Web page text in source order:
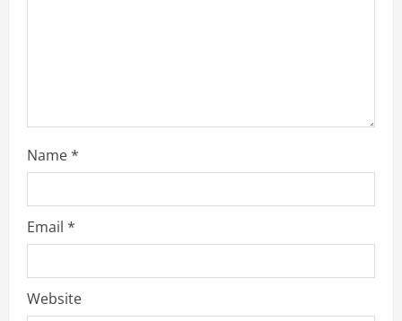
Name*
Email *
Website